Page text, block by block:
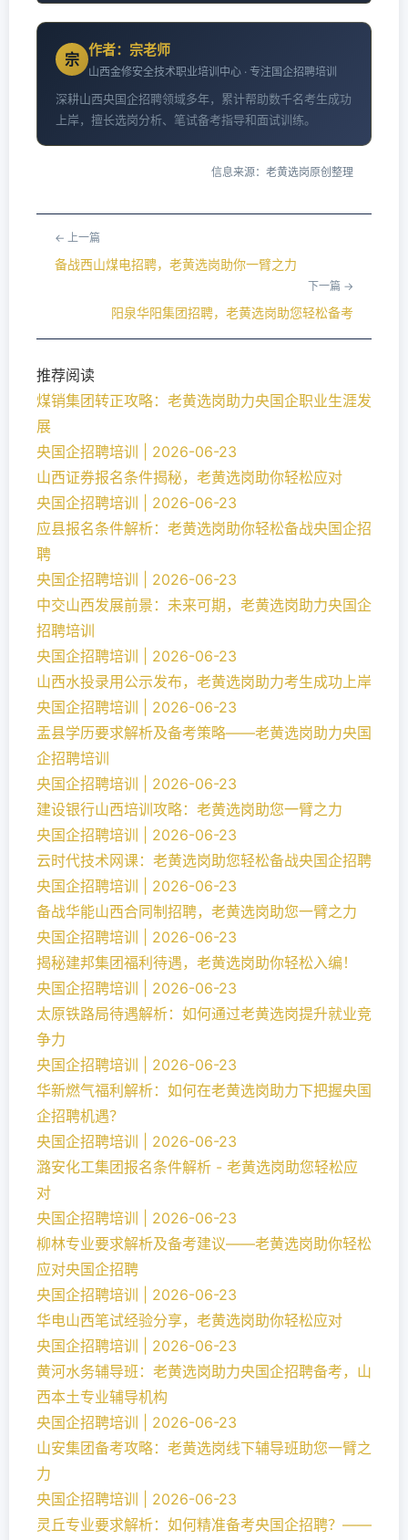
宗
作者：宗老师
山西金修安全技术职业培训中心 · 专注国企招聘培训
深耕山西央国企招聘领域多年，累计帮助数千名考生成功
上岸，擅长选岗分析、笔试备考指导和面试训练。
信息来源：老黄选岗原创整理
← 上一篇
备战西山煤电招聘，老黄选岗助你一臂之力
下一篇 →
阳泉华阳集团招聘，老黄选岗助您轻松备考
推荐阅读
煤销集团转正攻略：老黄选岗助力央国企职业生涯发
展
央国企招聘培训 | 2026-06-23
山西证券报名条件揭秘，老黄选岗助你轻松应对
央国企招聘培训 | 2026-06-23
应县报名条件解析：老黄选岗助你轻松备战央国企招
聘
央国企招聘培训 | 2026-06-23
中交山西发展前景：未来可期，老黄选岗助力央国企
招聘培训
央国企招聘培训 | 2026-06-23
山西水投录用公示发布，老黄选岗助力考生成功上岸
央国企招聘培训 | 2026-06-23
盂县学历要求解析及备考策略——老黄选岗助力央国
企招聘培训
央国企招聘培训 | 2026-06-23
建设银行山西培训攻略：老黄选岗助您一臂之力
央国企招聘培训 | 2026-06-23
云时代技术网课：老黄选岗助您轻松备战央国企招聘
央国企招聘培训 | 2026-06-23
备战华能山西合同制招聘，老黄选岗助您一臂之力
央国企招聘培训 | 2026-06-23
揭秘建邦集团福利待遇，老黄选岗助你轻松入编！
央国企招聘培训 | 2026-06-23
太原铁路局待遇解析：如何通过老黄选岗提升就业竞
争力
央国企招聘培训 | 2026-06-23
华新燃气福利解析：如何在老黄选岗助力下把握央国
企招聘机遇？
央国企招聘培训 | 2026-06-23
潞安化工集团报名条件解析 - 老黄选岗助您轻松应
对
央国企招聘培训 | 2026-06-23
柳林专业要求解析及备考建议——老黄选岗助你轻松
应对央国企招聘
央国企招聘培训 | 2026-06-23
华电山西笔试经验分享，老黄选岗助你轻松应对
央国企招聘培训 | 2026-06-23
黄河水务辅导班：老黄选岗助力央国企招聘备考，山
西本土专业辅导机构
央国企招聘培训 | 2026-06-23
山安集团备考攻略：老黄选岗线下辅导班助您一臂之
力
央国企招聘培训 | 2026-06-23
灵丘专业要求解析：如何精准备考央国企招聘？——